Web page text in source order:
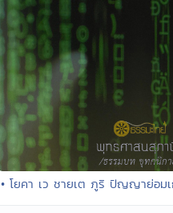
• โยคา เว ชายเต ภูริ ปัญญาย่อมเ